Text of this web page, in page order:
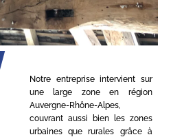
Notre entreprise intervient sur
une large zone en région
Auvergne-Rhône-Alpes,
couvrant aussi bien les zones
urbaines que rurales grâce à